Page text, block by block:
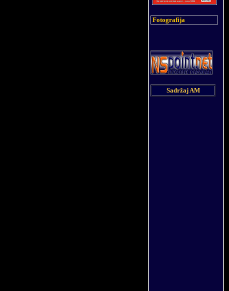
Fotografija
Sadržaj AM